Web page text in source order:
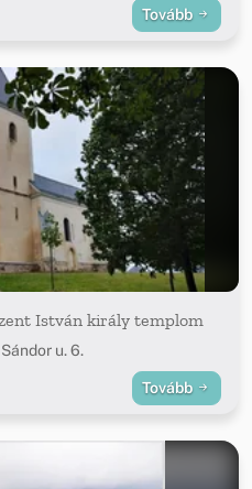
Tovább
István király templom
u. 6.
Tovább